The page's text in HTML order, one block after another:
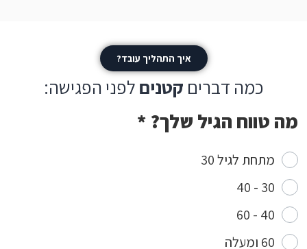
איך התהליך עובד?
כמה דברים קטניםלפני הפגישה:
מה טווח הגיל שלך?*
מתחת לגיל 30
30 - 40
40 - 60
60 ומעלה